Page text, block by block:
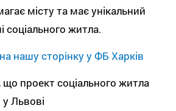
місту та має унікальний
соціального житла.
нашу сторінку у ФБ Харків
проект соціального житла
у Львові